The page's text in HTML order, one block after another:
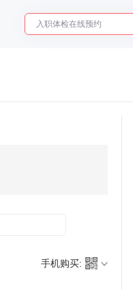
2025年了，给父母预约体检
手机购买: